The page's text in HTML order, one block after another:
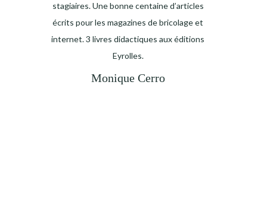
stagiaires. Une bonne centaine d’articles
écrits pour les magazines de bricolage et
internet. 3 livres didactiques aux éditions
Eyrolles.
Monique Cerro